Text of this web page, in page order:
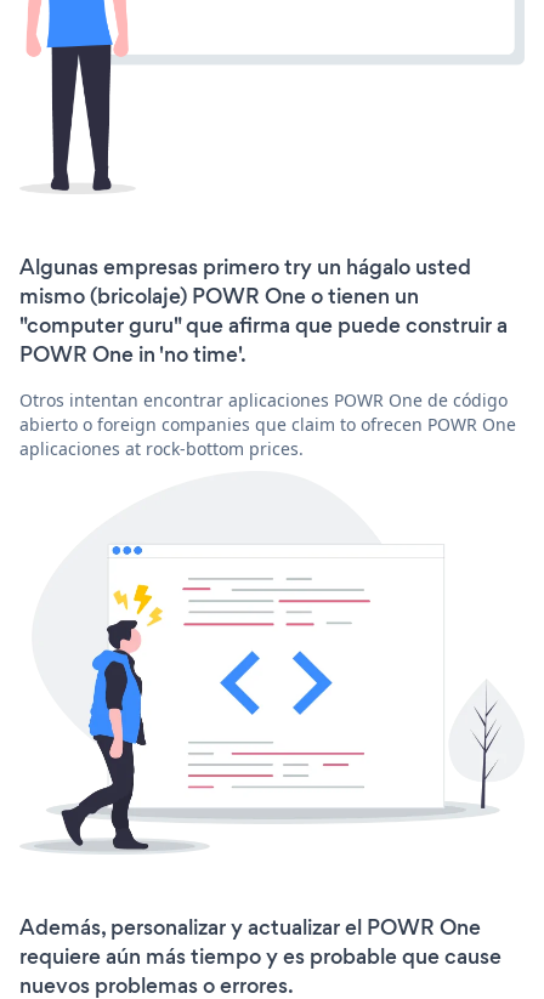
Algunas empresas primero try un hágalo usted
mismo (bricolaje) POWR One o tienen un
"computer guru" que afirma que puede construir a
POWR One in 'no time'.
Otros intentan encontrar aplicaciones POWR One de código
abierto o foreign companies que claim to ofrecen POWR One
aplicaciones at rock-bottom prices.
Además, personalizar y actualizar el POWR One
requiere aún más tiempo y es probable que cause
nuevos problemas o errores.